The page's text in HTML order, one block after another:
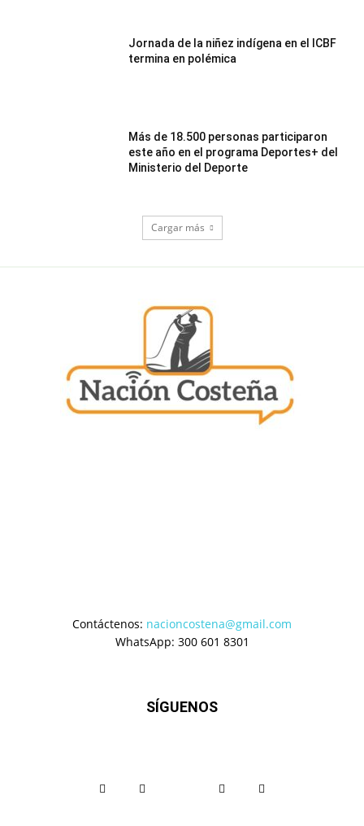
Jornada de la niñez indígena en el ICBF
termina en polémica
Más de 18.500 personas participaron
este año en el programa Deportes+ del
Ministerio del Deporte
Cargar más
Contáctenos: nacioncostena@gmail.com
WhatsApp: 300 601 8301
SÍGUENOS